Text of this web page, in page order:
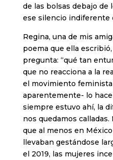
de las bolsas debajo de
ese silencio indiferente
Regina, una de mis
poema que ella
pregunta: “qué tan
que no reacciona a la
el movimiento
aparentemente- lo hace
siempre estuvo ahí, la
nos quedamos
que al menos en
llevaban gestándose
el 2019, las mujeres